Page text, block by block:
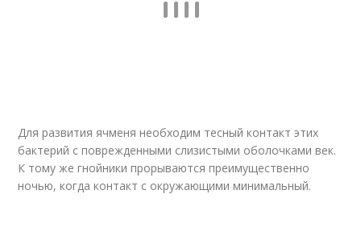
Для развития ячменя необходим тесный контакт этих
бактерий с поврежденными слизистыми оболочками век.
К тому же гнойники прорываются преимущественно
ночью, когда контакт с окружающими минимальный.